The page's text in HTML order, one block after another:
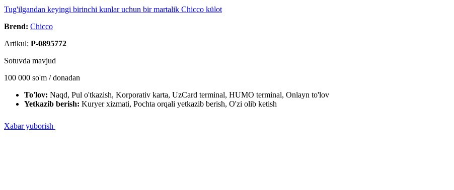
Tug'ilgandan keyingi birinchi kunlar uchun bir martalik Chicco külot
Brend: Chicco
Artikul: P-0895772
Sotuvda mavjud
100 000 so'm / donadan
To'lov: Naqd, Pul o'tkazish, Korporativ karta, UzCard terminal, HUMO terminal, Onlayn to'lov
Yetkazib berish: Kuryer xizmati, Pochta orqali yetkazib berish, O'zi olib ketish
Xabar yuborish